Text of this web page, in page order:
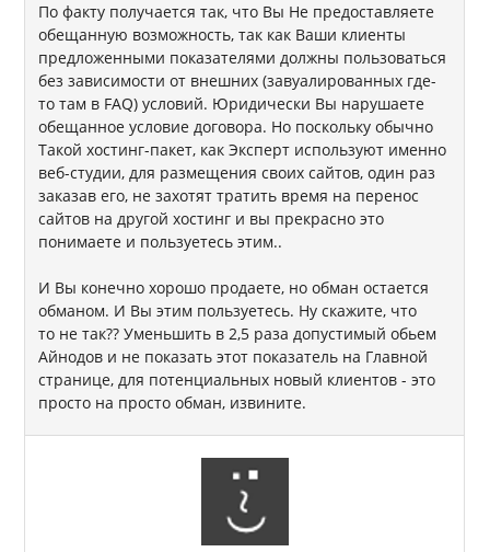
По факту получается так, что Вы Не предоставляете
обещанную возможность, так как Ваши клиенты
предложенными показателями должны пользоваться
без зависимости от внешних (завуалированных где-
то там в FAQ) условий. Юридически Вы нарушаете
обещанное условие договора. Но поскольку обычно
Такой хостинг-пакет, как Эксперт используют именно
веб-студии, для размещения своих сайтов, один раз
заказав его, не захотят тратить время на перенос
сайтов на другой хостинг и вы прекрасно это
понимаете и пользуетесь этим..
И Вы конечно хорошо продаете, но обман остается
обманом. И Вы этим пользуетесь. Ну скажите, что
то не так?? Уменьшить в 2,5 раза допустимый обьем
Айнодов и не показать этот показатель на Главной
странице, для потенциальных новый клиентов - это
просто на просто обман, извините.